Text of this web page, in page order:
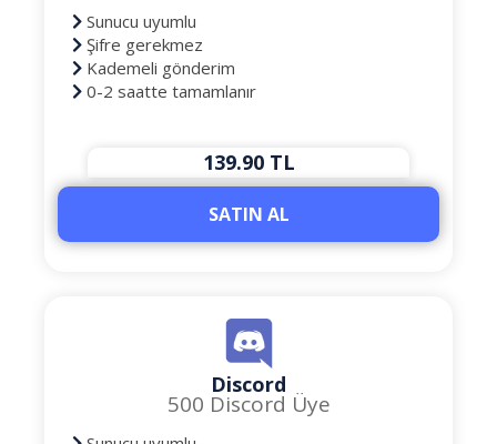
Sunucu uyumlu
Şifre gerekmez
Kademeli gönderim
0-2 saatte tamamlanır
139.90 TL
SATIN AL
Discord
500 Discord Üye